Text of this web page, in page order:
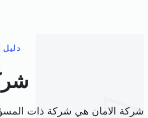
شركة الامان هي شركة ذات